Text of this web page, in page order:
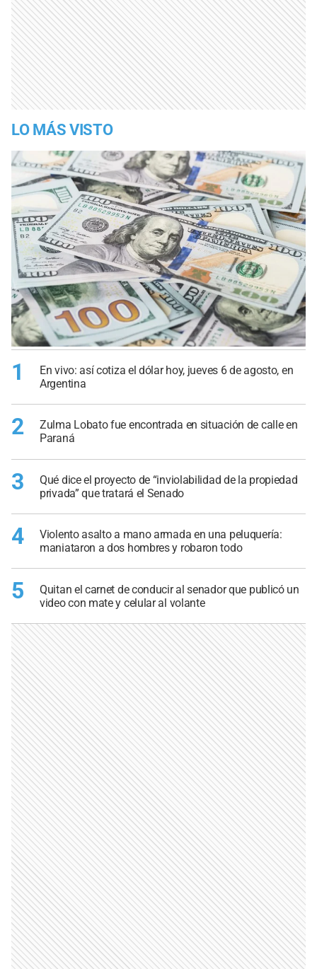
LO MÁS VISTO
1
En vivo: así cotiza el dólar hoy, jueves 6 de agosto, en
Argentina
2
Zulma Lobato fue encontrada en situación de calle en
Paraná
3
Qué dice el proyecto de “inviolabilidad de la propiedad
privada” que tratará el Senado
4
Violento asalto a mano armada en una peluquería:
maniataron a dos hombres y robaron todo
5
Quitan el carnet de conducir al senador que publicó un
video con mate y celular al volante